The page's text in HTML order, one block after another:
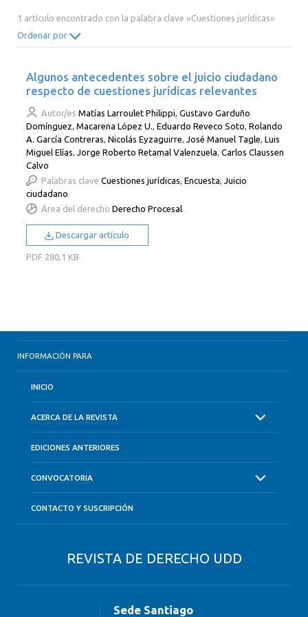
2002 2001 2000
1 artículo encontrado con la palabra clave «Cuestiones jurídicas»
Ordenar por
Algunos antecedentes sobre el juicio ciudadano
respecto de cuestiones jurídicas relevantes
Autor/es Matías Larroulet Philippi ,Gustavo Garduño
Domínguez ,Macarena López U. ,Eduardo Reveco Soto ,Rolando
A. García Contreras ,Nicolás Eyzaguirre José Manuel Tagle ,Luis
Miguel Elías
Jorge Roberto Retamal Valenzuela ,Carlos Claussen
Calvo
Palabras clave Cuestiones jurídicas,Encuesta,Juicio
ciudadano
Área del derecho Derecho Procesal
Descargar artículo
PDF 280,1 KB
INFORMACIÓN PARA
INICIO
ACERCA DE LA REVISTA
EDICIONES ANTERIORES
CONVOCATORIA
CONTACTO Y SUSCRIPCIÓN
REVISTA DE DERECHO UDD
Sede Santiago